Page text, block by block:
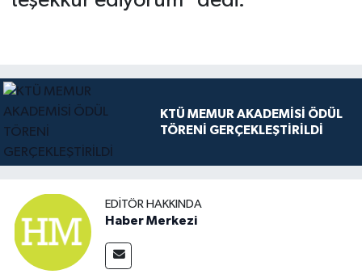
KTÜ MEMUR AKADEMİSİ ÖDÜL
TÖRENİ GERÇEKLEŞTİRİLDİ
EDITÖR HAKKINDA
Haber Merkezi